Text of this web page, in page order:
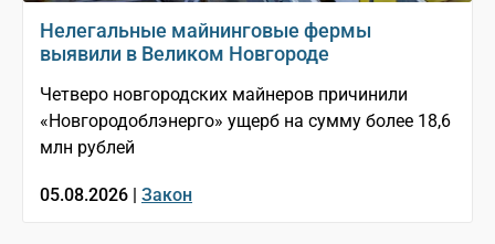
Нелегальные майнинговые фермы
выявили в Великом Новгороде
Четверо новгородских майнеров причинили
«Новгородоблэнерго» ущерб на сумму более 18,6
млн рублей
05.08.2026 | Закон